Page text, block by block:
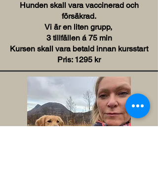
Hunden skall vara vaccinerad och
försäkrad.
Vi är en liten grupp,
3 tillfällen á 75 min
Kursen skall vara betald innan kursstart
Pris: 1295 kr